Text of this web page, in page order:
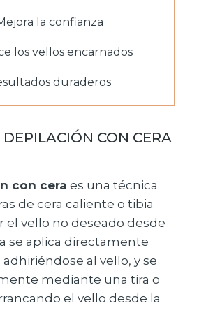
la confianza
los vellos encarnados
duraderos
DEPILACIÓN CON CERA
con cera es una técnica
de cera caliente o tibia
el vello no deseado desde
se aplica directamente
al vello, y se
mediante una tira o
el vello desde la